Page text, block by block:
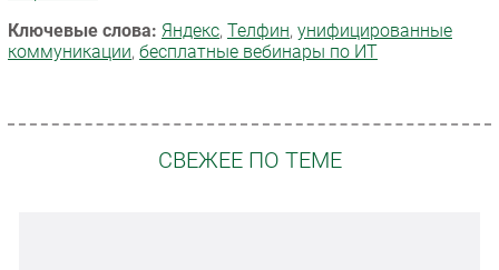
Ключевые слова: Яндекс, Телфин, унифицированные
коммуникации, бесплатные вебинары по ИТ
СВЕЖЕЕ ПО ТЕМЕ